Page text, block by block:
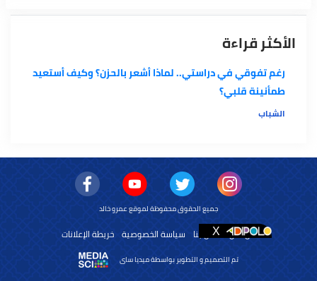
الأكثر قراءة
رغم تفوقي في دراستي.. لماذا أشعر بالحزن؟ وكيف أستعيد
طمأنينة قلبي؟
الشباب
جميع الحقوق محفوظة لموقع عمرو خالد
من نحن اتصل بنا سياسة الخصوصية خريطة الإعلانات
تم التصميم و التطوير بواسطة ميديا ساى